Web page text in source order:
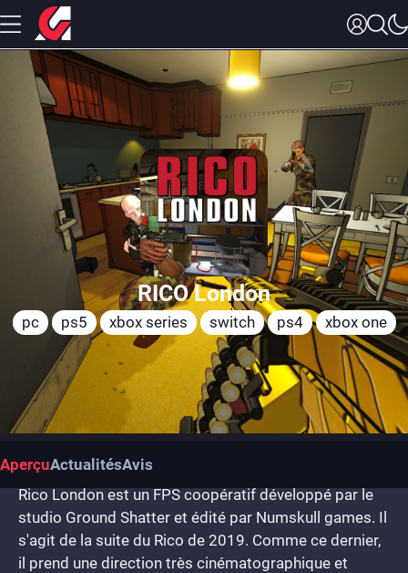
RICO London
pc ps5 xbox series switch ps4 xbox one
AperçuActualitésAvis
Rico London est un FPS coopératif développé par le
studio Ground Shatter et édité par Numskull games. Il
s'agit de la suite du Rico de 2019. Comme ce dernier,
il prend une direction très cinématographique et